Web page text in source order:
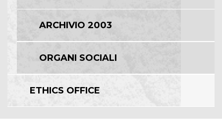
ARCHIVIO 2003
ORGANI SOCIALI
ETHICS OFFICE